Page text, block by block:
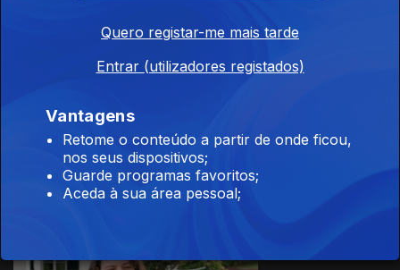
23 jun. 2024
Quero registar-me mais tarde
Entrar (utilizadores registados)
Vantagens
Retome o conteúdo a partir de onde ficou,
nos seus dispositivos;
Guarde programas favoritos;
Aceda à sua área pessoal;